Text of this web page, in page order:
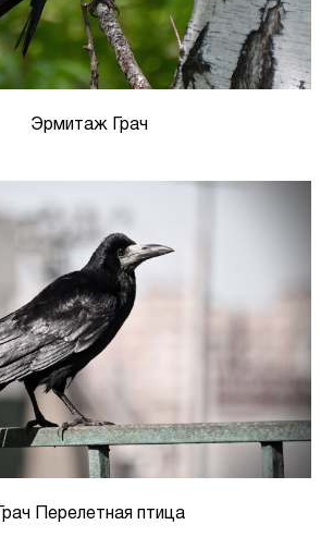
Эрмитаж Грач
Грач Перелетная птица